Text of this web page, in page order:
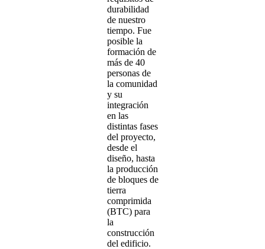
durabilidad
de nuestro
tiempo. Fue
posible la
formación de
más de 40
personas de
la comunidad
y su
integración
en las
distintas fases
del proyecto,
desde el
diseño, hasta
la producción
de bloques de
tierra
comprimida
(BTC) para
la
construcción
del edificio.